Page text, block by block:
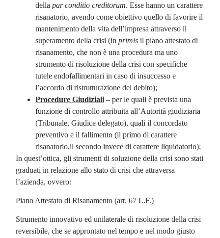
dellapar conditio creditorum. Esse hanno un carattere
risanatorio, avendo come obiettivo quello di favorire il
mantenimento della vita dell’impresa attraverso il
superamento della crisi (inprimis il piano attestato di
risanamento, che non è una procedura ma uno
strumento di risoluzione della crisi con specifiche
tutele endofallimentari in caso di insuccesso e
l’accordo di ristrutturazione del debito);
Procedure Giudiziali – per le quali è prevista una
funzione di controllo attribuita all’Autorità giudiziaria
(Tribunale, Giudice delegato), quali il concordato
preventivo e il fallimento (il primo di carattere
risanatorio,il secondo invece di carattere liquidatorio);
In quest’ottica, gli strumenti di soluzione della crisi sono stati
graduati in relazione allo stato di crisi che attraversa
l’azienda, ovvero:
Piano Attestato di Risanamento (art. 67 L.F.)
Strumento innovativo ed unilaterale di risoluzione della crisi
reversibile, che se approntato nel tempo e nel modo giusto